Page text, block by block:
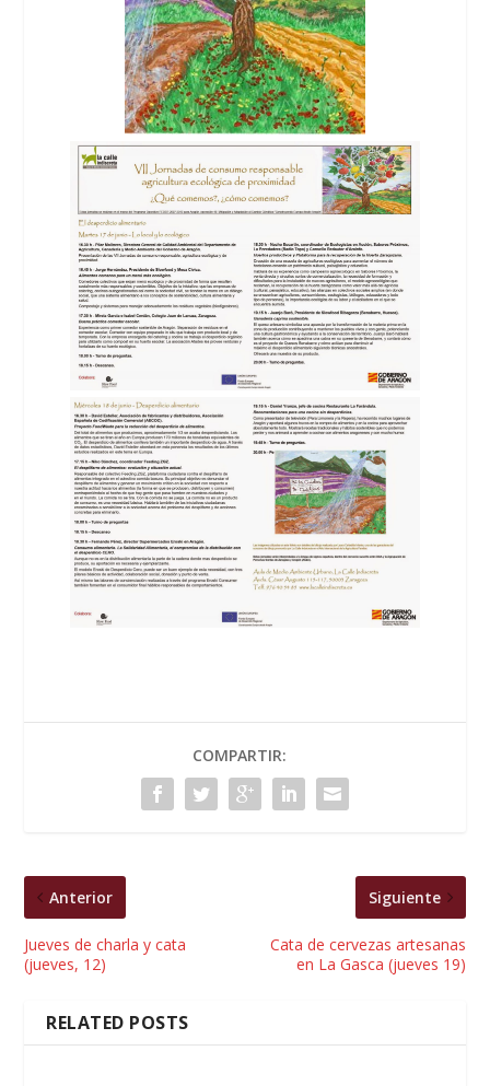
COMPARTIR:
Anterior
Jueves de charla y cata
(jueves, 12)
Siguiente
Cata de cervezas artesanas
en La Gasca (jueves 19)
RELATED POSTS